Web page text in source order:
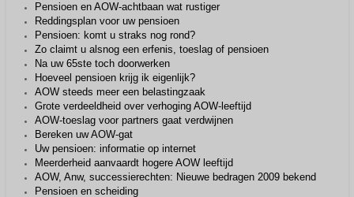
Pensioen en AOW-achtbaan wat rustiger
Reddingsplan voor uw pensioen
Pensioen: komt u straks nog rond?
Zo claimt u alsnog een erfenis, toeslag of pensioen
Na uw 65ste toch doorwerken
Hoeveel pensioen krijg ik eigenlijk?
AOW steeds meer een belastingzaak
Grote verdeeldheid over verhoging AOW-leeftijd
AOW-toeslag voor partners gaat verdwijnen
Bereken uw AOW-gat
Uw pensioen: informatie op internet
Meerderheid aanvaardt hogere AOW leeftijd
AOW, Anw, successierechten: Nieuwe bedragen 2009 bekend
Pensioen en scheiding